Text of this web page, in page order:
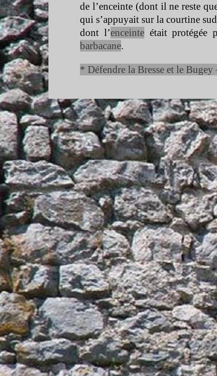
de l’enceinte (dont il ne reste
qui s’appuyait sur la courtine
dont l’enceinteétait protégée
barbacane.
* Défendre la Bresse et le